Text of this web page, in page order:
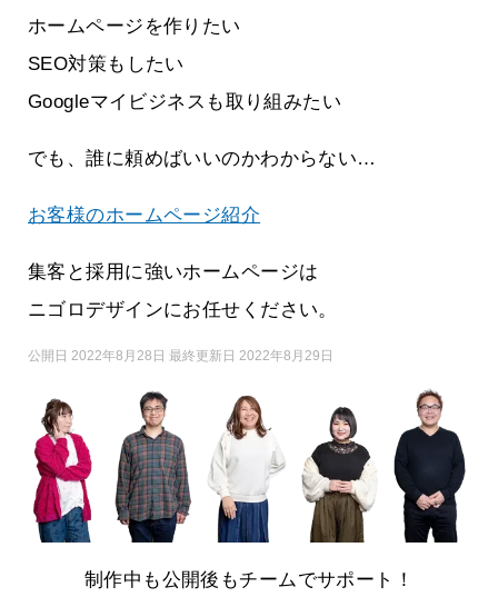
ホームページを作りたい
SEO対策もしたい
Googleマイビジネスも取り組みたい
でも、誰に頼めばいいのかわからない…
お客様のホームページ紹介
集客と採用に強いホームページは
ニゴロデザインにお任せください。
公開日 2022年8月28日 最終更新日 2022年8月29日
制作中も公開後もチームでサポート！